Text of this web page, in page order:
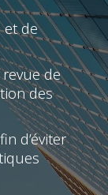
et de
de
des
d’éviter